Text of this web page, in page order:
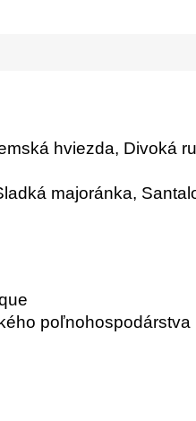
hviezda, Divoká
majoránka,
poľnohospodárstva